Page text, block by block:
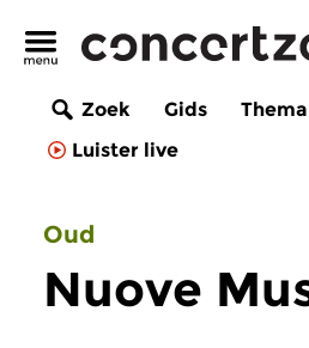
Zoek Gids
Luister live
Oud
Nuove